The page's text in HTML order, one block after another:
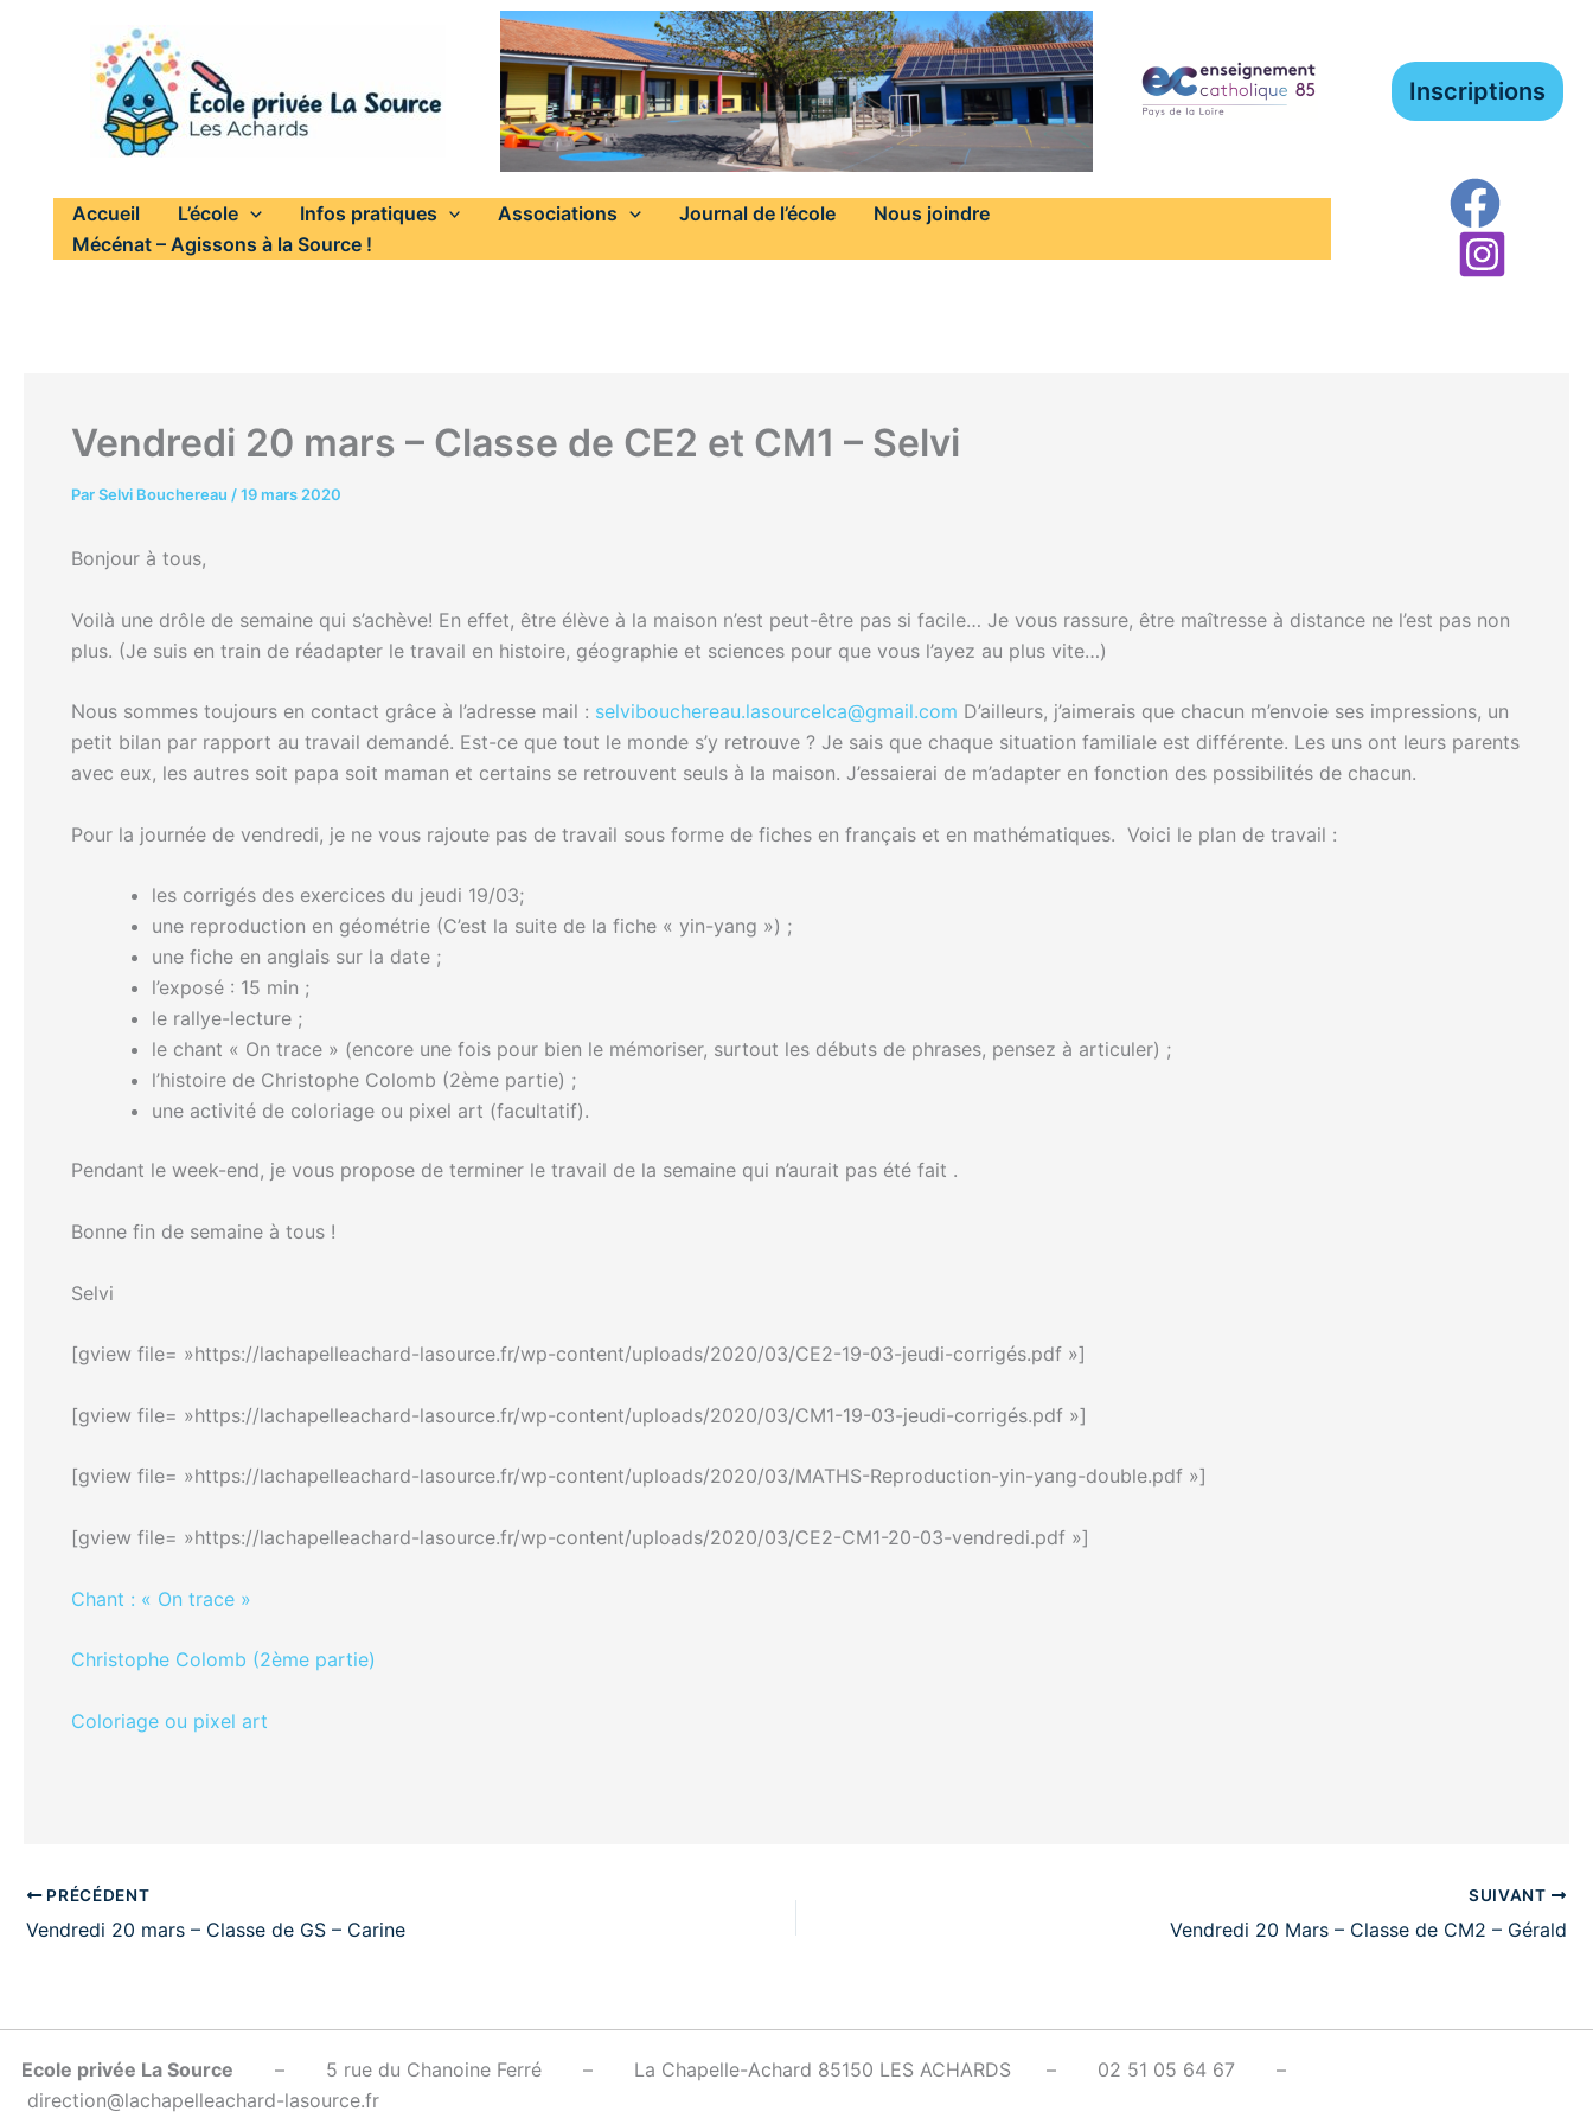
Inscriptions
Accueil L’école Infos pratiques Associations Journal de l’école
Nous joindre
Mécénat – Agissons à la Source !
Vendredi 20 mars – Classe de CE2 et CM1 – Selvi
ParSelvi Bouchereau /19 mars 2020
Bonjour à tous,
Voilà une drôle de semaine qui s’achève! En effet, être élève à la maison n’est peut-être pas si facile… Je vous rassure, être maîtresse à distance ne l’est pas non
plus. (Je suis en train de réadapter le travail en histoire, géographie et sciences pour que vous l’ayez au plus vite…)
Nous sommes toujours en contact grâce à l’adresse mail : selvibouchereau.lasourcelca@gmail.com D’ailleurs, j’aimerais que chacun m’envoie ses impressions, un
petit bilan par rapport au travail demandé. Est-ce que tout le monde s’y retrouve ? Je sais que chaque situation familiale est différente. Les uns ont leurs parents
avec eux, les autres soit papa soit maman et certains se retrouvent seuls à la maison. J’essaierai de m’adapter en fonction des possibilités de chacun.
Pour la journée de vendredi, je ne vous rajoute pas de travail sous forme de fiches en français et en mathématiques. Voici le plan de travail :
les corrigés des exercices du jeudi 19/03;
une reproduction en géométrie (C’est la suite de la fiche « yin-yang ») ;
une fiche en anglais sur la date ;
l’exposé : 15 min ;
le rallye-lecture ;
le chant « On trace » (encore une fois pour bien le mémoriser, surtout les débuts de phrases, pensez à articuler) ;
l’histoire de Christophe Colomb (2ème partie) ;
une activité de coloriage ou pixel art (facultatif).
Pendant le week-end, je vous propose de terminer le travail de la semaine qui n’aurait pas été fait .
Bonne fin de semaine à tous !
Selvi
[gview file= »https://lachapelleachard-lasource.fr/wp-content/uploads/2020/03/CE2-19-03-jeudi-corrigés.pdf »]
[gview file= »https://lachapelleachard-lasource.fr/wp-content/uploads/2020/03/CM1-19-03-jeudi-corrigés.pdf »]
[gview file= »https://lachapelleachard-lasource.fr/wp-content/uploads/2020/03/MATHS-Reproduction-yin-yang-double.pdf »]
[gview file= »https://lachapelleachard-lasource.fr/wp-content/uploads/2020/03/CE2-CM1-20-03-vendredi.pdf »]
Chant : « On trace »
Christophe Colomb (2ème partie)
Coloriage ou pixel art
PRÉCÉDENT
Vendredi 20 mars – Classe de GS – Carine
SUIVANT
Vendredi 20 Mars – Classe de CM2 – Gérald
Ecole privée La Source – 5 rue du Chanoine Ferré – La Chapelle-Achard 85150 LES ACHARDS – 02 51 05 64 67 –
direction@lachapelleachard-lasource.fr